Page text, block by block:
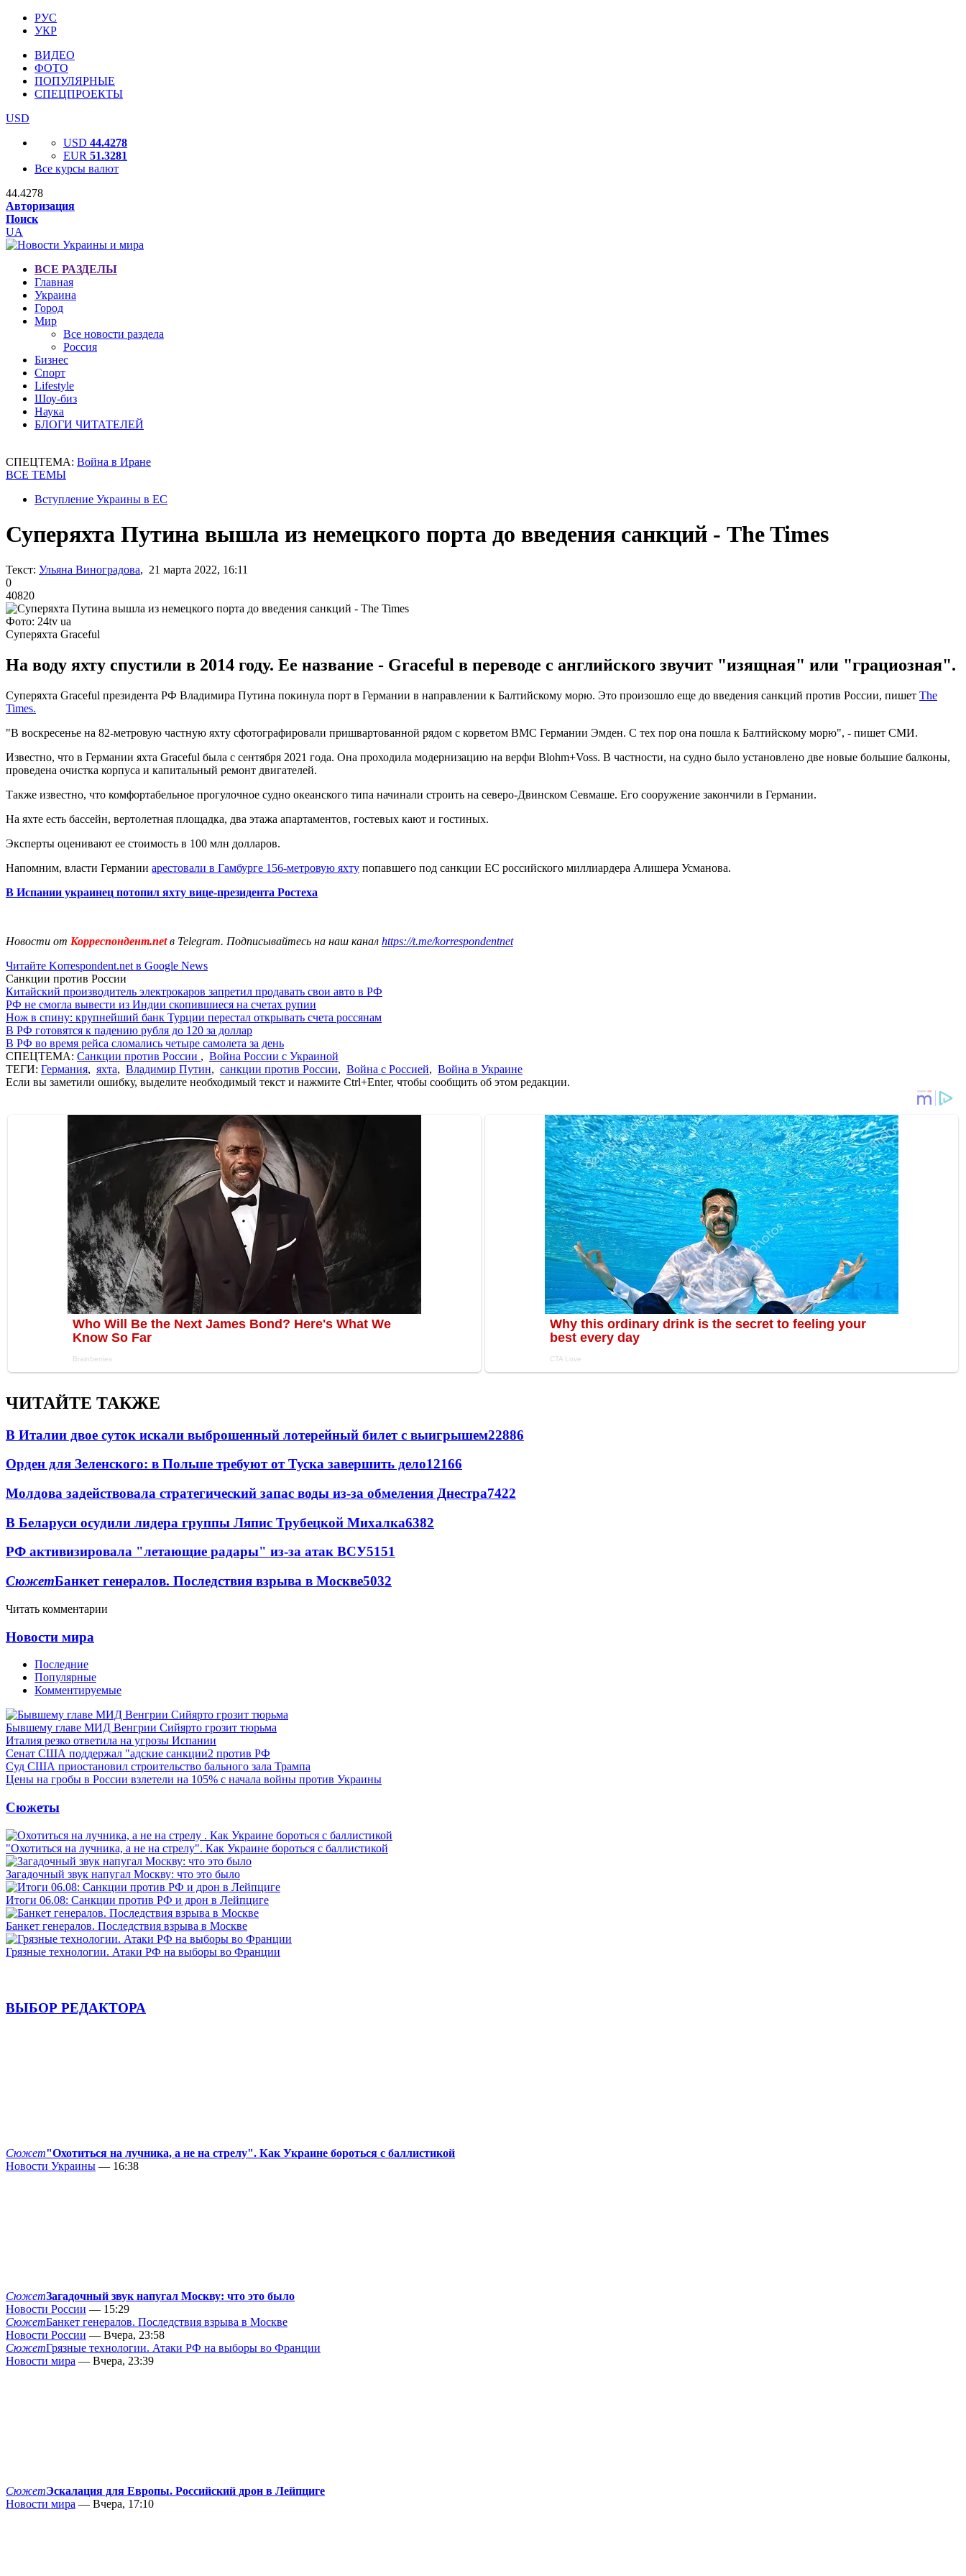
РУС
УКР
ВИДЕО
ФОТО
ПОПУЛЯРНЫЕ
СПЕЦПРОЕКТЫ
USD
USD 44.4278
EUR 51.3281
Все курсы валют
44.4278
Авторизация
Поиск
UA
ВСЕ РАЗДЕЛЫ
Главная
Украина
Город
Мир
Все новости раздела
Россия
Бизнес
Спорт
Lifestyle
Шоу-биз
Наука
БЛОГИ ЧИТАТЕЛЕЙ
СПЕЦТЕМА: Война в Иране
ВСЕ ТЕМЫ
Вступление Украины в ЕС
Суперяхта Путина вышла из немецкого порта до введения санкций - The Times
Текст: Ульяна Виноградова, 21 марта 2022, 16:11
0
40820
Фото: 24tv ua
Суперяхта Graceful
На воду яхту спустили в 2014 году. Ее название - Graceful в переводе с английского звучит "изящная" или "грациозная".
Суперяхта Graceful президента РФ Владимира Путина покинула порт в Германии в направлении к Балтийскому морю. Это произошло еще до введения санкций против России, пишет The
Times.
"В воскресенье на 82-метровую частную яхту сфотографировали пришвартованной рядом с корветом ВМС Германии Эмден. С тех пор она пошла к Балтийскому морю", - пишет СМИ.
Известно, что в Германии яхта Graceful была с сентября 2021 года. Она проходила модернизацию на верфи Blohm+Voss. В частности, на судно было установлено две новые большие балконы,
проведена очистка корпуса и капитальный ремонт двигателей.
Также известно, что комфортабельное прогулочное судно океанского типа начинали строить на северо-Двинском Севмаше. Его сооружение закончили в Германии.
На яхте есть бассейн, вертолетная площадка, два этажа апартаментов, гостевых кают и гостиных.
Эксперты оценивают ее стоимость в 100 млн долларов.
Напомним, власти Германии арестовали в Гамбурге 156-метровую яхту попавшего под санкции ЕС российского миллиардера Алишера Усманова.
В Испании украинец потопил яхту вице-президента Ростеха
Новости от Корреспондент.netв Telegram. Подписывайтесь на наш канал https://t.me/korrespondentnet
Читайте Korrespondent.net в Google News
Санкции против России
Китайский производитель электрокаров запретил продавать свои авто в РФ
РФ не смогла вывести из Индии скопившиеся на счетах рупии
Нож в спину: крупнейший банк Турции перестал открывать счета россянам
В РФ готовятся к падению рубля до 120 за доллар
В РФ во время рейса сломались четыре самолета за день
СПЕЦТЕМА: Санкции против России , Война России с Украиной
ТЕГИ: Германия, яхта, Владимир Путин, санкции против России, Война с Россией, Война в Украине
Если вы заметили ошибку, выделите необходимый текст и нажмите Ctrl+Enter, чтобы сообщить об этом редакции.
ЧИТАЙТЕ ТАКЖЕ
В Италии двое суток искали выброшенный лотерейный билет с выигрышем22886
Орден для Зеленского: в Польше требуют от Туска завершить дело12166
Молдова задействовала стратегический запас воды из-за обмеления Днестра7422
В Беларуси осудили лидера группы Ляпис Трубецкой Михалка6382
РФ активизировала "летающие радары" из-за атак ВСУ5151
СюжетБанкет генералов. Последствия взрыва в Москве5032
Читать комментарии
Новости мира
Последние
Популярные
Комментируемые
Бывшему главе МИД Венгрии Сийярто грозит тюрьма
Италия резко ответила на угрозы Испании
Сенат США поддержал "адские санкции2 против РФ
Суд США приостановил строительство бального зала Трампа
Цены на гробы в России взлетели на 105% с начала войны против Украины
Сюжеты
"Охотиться на лучника, а не на стрелу". Как Украине бороться с баллистикой
Загадочный звук напугал Москву: что это было
Итоги 06.08: Санкции против РФ и дрон в Лейпциге
Банкет генералов. Последствия взрыва в Москве
Грязные технологии. Атаки РФ на выборы во Франции
ВЫБОР РЕДАКТОРА
Сюжет"Охотиться на лучника, а не на стрелу". Как Украине бороться с баллистикой
Новости Украины — 16:38
СюжетЗагадочный звук напугал Москву: что это было
Новости России — 15:29
СюжетБанкет генералов. Последствия взрыва в Москве
Новости России — Вчера, 23:58
СюжетГрязные технологии. Атаки РФ на выборы во Франции
Новости мира — Вчера, 23:39
СюжетЭскалация для Европы. Российский дрон в Лейпциге
Новости мира — Вчера, 17:10